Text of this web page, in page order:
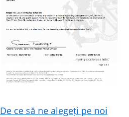
De ce să ne alegeți pe noi